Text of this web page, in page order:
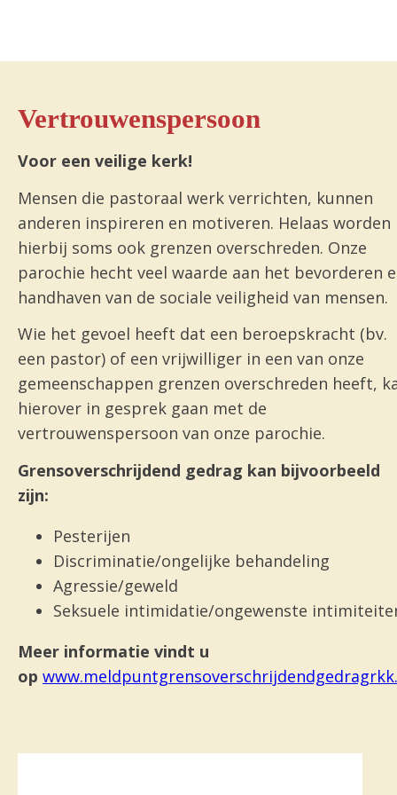
Vertrouwenspersoon
Voor een veilige kerk!
Mensen die pastoraal werk verrichten, kunnen
anderen inspireren en motiveren. Helaas worden
hierbij soms ook grenzen overschreden. Onze
parochie hecht veel waarde aan het bevorderen
handhaven van de sociale veiligheid van mensen.
Wie het gevoel heeft dat een beroepskracht (bv.
een pastor) of een vrijwilliger in een van onze
gemeenschappen grenzen overschreden heeft,
hierover in gesprek gaan met de
vertrouwenspersoon van onze parochie.
Grensoverschrijdend gedrag kan bijvoorbeeld
zijn:
Pesterijen
Discriminatie/ongelijke behandeling
Agressie/geweld
Seksuele intimidatie/ongewenste
Meer informatie vindt u
op